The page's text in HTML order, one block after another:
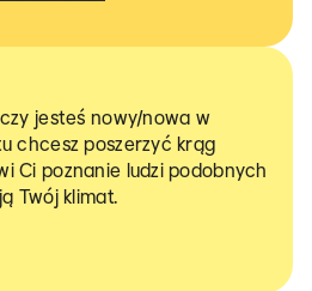
jesteś nowy/nowa w
chcesz poszerzyć krąg
Ci poznanie ludzi podobnych
Twój klimat.